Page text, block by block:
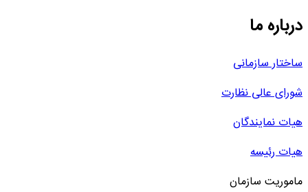
درباره ما
ساختار سازمانی
شورای عالی نظارت
هیات نمایندگان
هیات رئیسه
ماموریت سازمان